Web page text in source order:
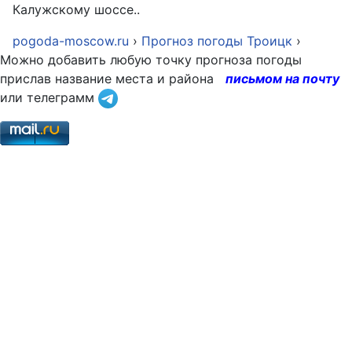
Калужскому шоссе..
pogoda-moscow.ru › Прогноз погоды Троицк ›
Можно добавить любую точку прогноза погоды
прислав название места и района
письмом на почту
или телеграмм